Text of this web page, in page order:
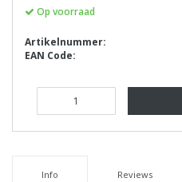
Op voorraad
Artikelnummer:
EAN Code:
Info Reviews